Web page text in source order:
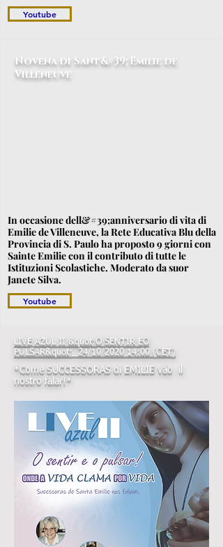
Youtube
Novena di Sant&#39;Emilie de
Villeneuve
In occasione dell&#39;anniversario di vita di
Emilie de Villeneuve, la Rete Educativa Blu della
Provincia di S. Paulo ha proposto 9 giorni con
Sainte Emilie con il contributo di tutte le
Istituzioni Scolastiche. Moderato da suor
Janete Silva.
Youtube
LIVE AZUL II &quot;O SENTIR EO
PULSAR&quot; 24/10/2020 14:00 (CET)
*Come SUCCESSORAS di EMILIE vão il
nostro falar!*